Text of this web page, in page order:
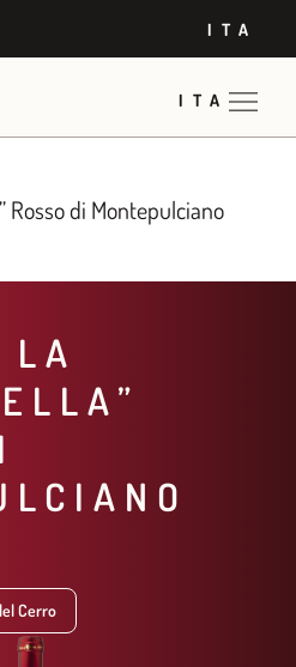
ITA
ITA
Rosso di Montepulciano
LA
Cerro